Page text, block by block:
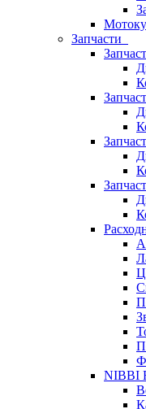
Запчасти
NIBBI